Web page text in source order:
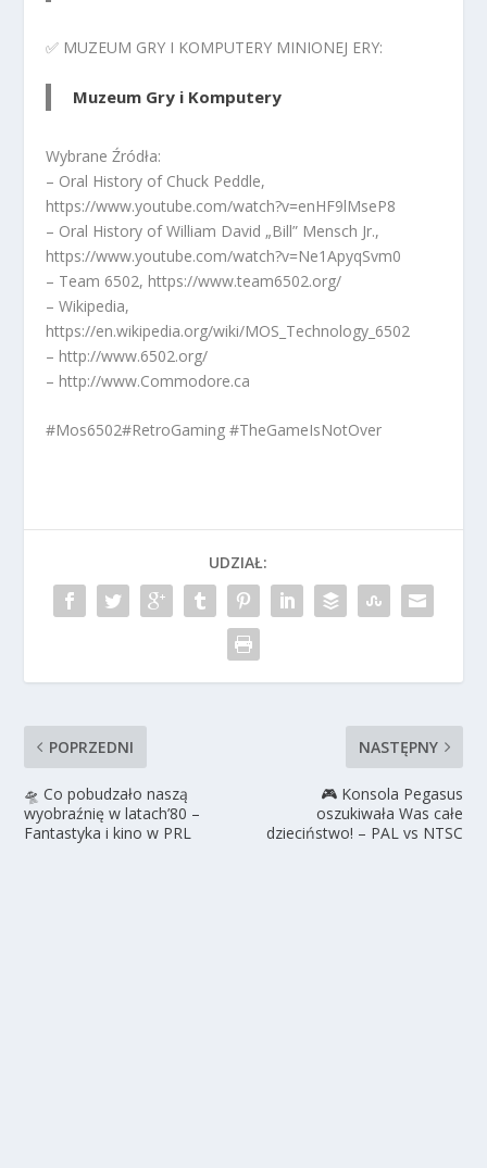
✅ MUZEUM GRY I KOMPUTERY MINIONEJ ERY:
Muzeum Gry i Komputery
Wybrane Źródła:
– Oral History of Chuck Peddle,
https://www.youtube.com/watch?v=enHF9lMseP8
– Oral History of William David „Bill” Mensch Jr.,
https://www.youtube.com/watch?v=Ne1ApyqSvm0
– Team 6502, https://www.team6502.org/
– Wikipedia,
https://en.wikipedia.org/wiki/MOS_Technology_6502
– http://www.6502.org/
– http://www.Commodore.ca
#Mos6502#RetroGaming #TheGameIsNotOver
UDZIAŁ:
POPRZEDNI
🛸 Co pobudzało naszą
wyobraźnię w latach’80 –
Fantastyka i kino w PRL
NASTĘPNY
🎮 Konsola Pegasus
oszukiwała Was całe
dzieciństwo! – PAL vs NTSC